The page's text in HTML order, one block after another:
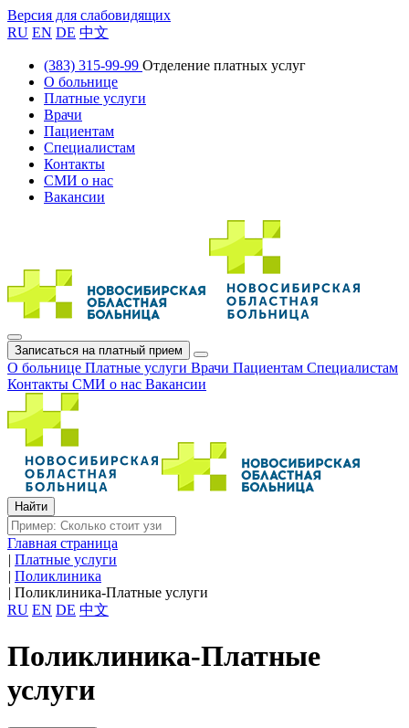
Версия для слабовидящих
RU EN DE 中文
(383) 315-99-99 Отделение платных услуг
О больнице
Платные услуги
Врачи
Пациентам
Специалистам
Контакты
СМИ о нас
Вакансии
Записаться на платный прием
О больнице Платные услуги Врачи Пациентам Специалистам
Контакты СМИ о нас Вакансии
Главная страница
| Платные услуги
| Поликлиника
| Поликлиника-Платные услуги
RU EN DE 中文
Поликлиника-Платные
услуги